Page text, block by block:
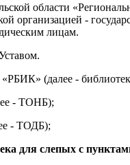
области
организацией -
лицам.
(далее -
- ТОНБ);
- ТОДБ);
для слепых с